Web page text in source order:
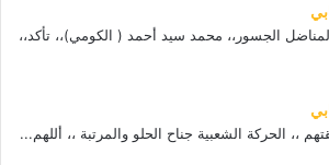
الجسور،، محمد سيد أحمد ( الكومي)،، تأكد،،
،، الحركة الشعبية جناح الحلو والمرتبة ،، أللهم...